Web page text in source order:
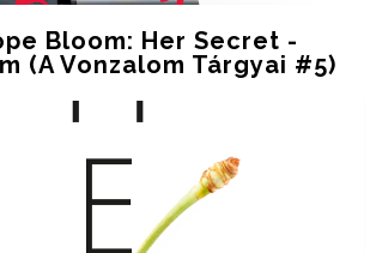
Bloom: Her Secret -
(A Vonzalom Tárgyai #5)